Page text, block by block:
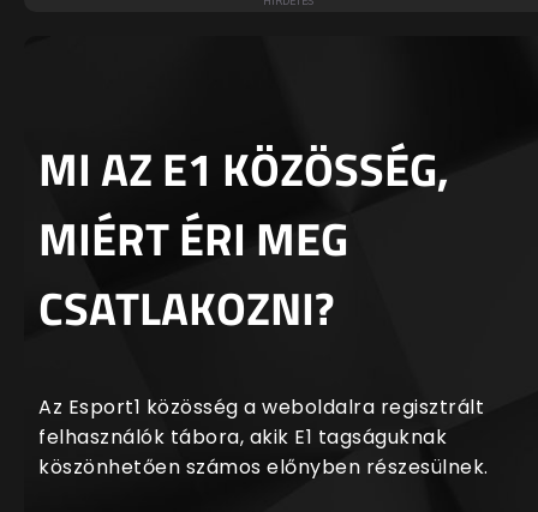
MI AZ E1 KÖZÖSSÉG,
MIÉRT ÉRI MEG
CSATLAKOZNI?
Az Esport1 közösség a weboldalra regisztrált
felhasználók tábora, akik E1 tagságuknak
köszönhetően számos előnyben részesülnek.